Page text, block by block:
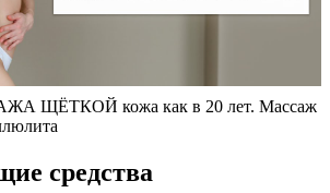
ЩЁТКОЙ кожа как в 20 лет. Массаж
средства